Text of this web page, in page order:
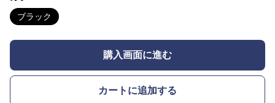
ブラック
購入画面に進む
カートに追加する